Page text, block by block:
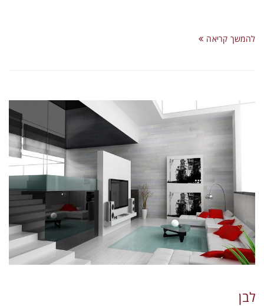
להמשך קריאה
לבן